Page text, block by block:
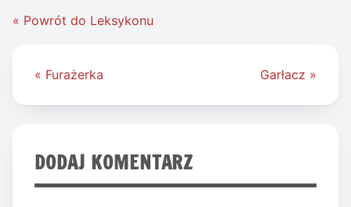
« Powrót do Leksykonu
Nawigacja
« Furażerka Garłacz »
DODAJ KOMENTARZ